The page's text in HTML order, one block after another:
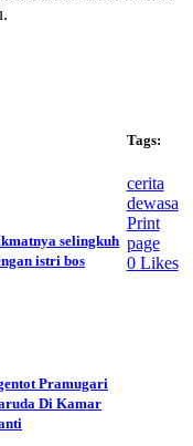
selingkuh
istri bos
Pramugari
Di Kamar
Tags:
cerita
dewasa
Print
page
0Likes